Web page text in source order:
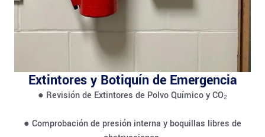
Extintores y Botiquín de Emergencia
● Revisión de Extintores de Polvo Químico y CO₂
● Comprobación de presión interna y boquillas libres de